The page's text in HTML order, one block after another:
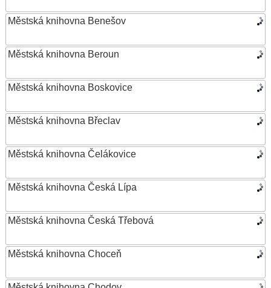
Městská knihovna Benešov
Městská knihovna Beroun
Městská knihovna Boskovice
Městská knihovna Břeclav
Městská knihovna Čelákovice
Městská knihovna Česká Lípa
Městská knihovna Česká Třebová
Městská knihovna Choceň